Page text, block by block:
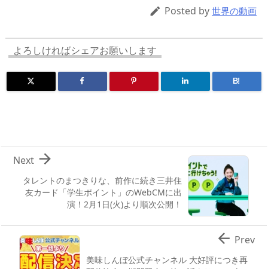
s o
n
ar
d
ro
p.
 Posted by 世界の動画
よろしければシェアお願いします
B!
タレントのまつきりな、前作に続き三井住
友カード「学生ポイント」のWebCMに出
演！2月1日(火)より順次公開！

Next
美味しんぼ公式チャンネル 大好評につき再
 Prev